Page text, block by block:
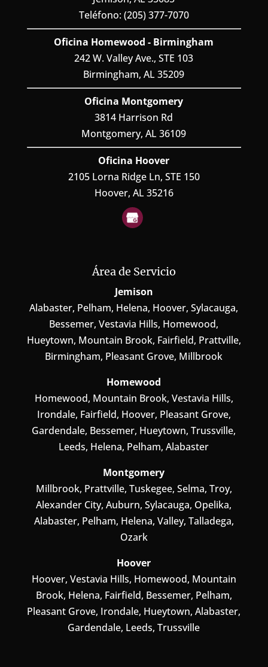
Teléfono: (205) 377-7070
Oficina Homewood - Birmingham
242 W. Valley Ave., STE 103
Birmingham, AL 35209
Oficina Montgomery
3814 Harrison Rd
Montgomery, AL 36109
Oficina Hoover
2105 Lorna Ridge Ln, STE 150
Hoover, AL 35216
Área de Servicio
Jemison
Alabaster, Pelham, Helena, Hoover, Sylacauga,
Bessemer, Vestavia Hills, Homewood,
Hueytown, Mountain Brook, Fairfield, Prattville,
Birmingham, Pleasant Grove, Millbrook
Homewood
Homewood, Mountain Brook, Vestavia Hills,
Irondale, Fairfield, Hoover, Pleasant Grove,
Gardendale, Bessemer, Hueytown, Trussville,
Leeds, Helena, Pelham, Alabaster
Montgomery
Millbrook, Prattville, Tuskegee, Selma, Troy,
Alexander City, Auburn, Sylacauga, Opelika,
Alabaster, Pelham, Helena, Valley, Talladega,
Ozark
Hoover
Hoover, Vestavia Hills, Homewood, Mountain
Brook, Helena, Fairfield, Bessemer, Pelham,
Pleasant Grove, Irondale, Hueytown, Alabaster,
Gardendale, Leeds, Trussville